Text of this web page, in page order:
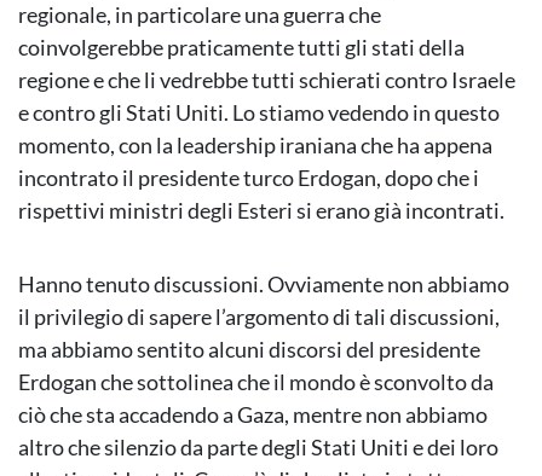
regionale, in particolare una guerra che
coinvolgerebbe praticamente tutti gli stati della
regione e che li vedrebbe tutti schierati contro Israele
e contro gli Stati Uniti. Lo stiamo vedendo in questo
momento, con la leadership iraniana che ha appena
incontrato il presidente turco Erdogan, dopo che i
rispettivi ministri degli Esteri si erano già incontrati.
Hanno tenuto discussioni. Ovviamente non abbiamo
il privilegio di sapere l’argomento di tali discussioni,
ma abbiamo sentito alcuni discorsi del presidente
Erdogan che sottolinea che il mondo è sconvolto da
ciò che sta accadendo a Gaza, mentre non abbiamo
altro che silenzio da parte degli Stati Uniti e dei loro